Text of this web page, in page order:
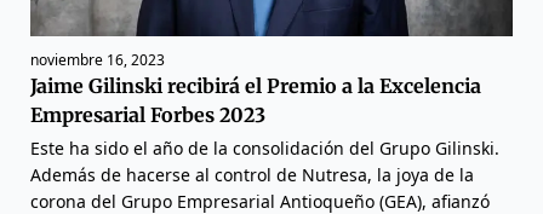
noviembre 16, 2023
Jaime Gilinski recibirá el Premio a la Excelencia
Empresarial Forbes 2023
Este ha sido el año de la consolidación del Grupo Gilinski.
Además de hacerse al control de Nutresa, la joya de la
corona del Grupo Empresarial Antioqueño (GEA), afianzó